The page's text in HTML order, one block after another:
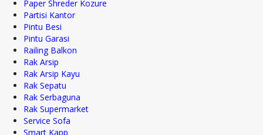
Paper Shreder Kozure
Partisi Kantor
Pintu Besi
Pintu Garasi
Railing Balkon
Rak Arsip
Rak Arsip Kayu
Rak Sepatu
Rak Serbaguna
Rak Supermarket
Service Sofa
Smart Kapp